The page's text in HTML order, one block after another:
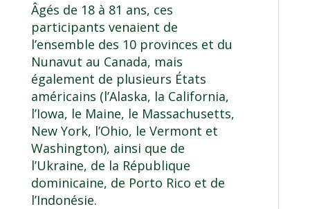
Âgés de 18 à 81 ans, ces
participants venaient de
l’ensemble des 10 provinces et du
Nunavut au Canada, mais
également de plusieurs États
américains (l’Alaska, la California,
l’Iowa, le Maine, le Massachusetts,
New York, l’Ohio, le Vermont et
Washington), ainsi que de
l’Ukraine, de la République
dominicaine, de Porto Rico et de
l’Indonésie.